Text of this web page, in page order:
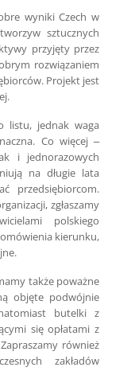
wyniki Czech w
sztucznych
przyjęty przez
rozwiązaniem
Projekt jest
listu, jednak waga
Co więcej –
i jednorazowych
na długie lata
przedsiębiorcom.
zgłaszamy
polskiego
kierunku,
także poważne
objęte podwójnie
butelki z
się opłatami z
również
zakładów